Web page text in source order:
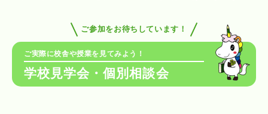
ご参加をお待ちしています！
ご実際に校舎や授業を見てみよう！
学校見学会・個別相談会